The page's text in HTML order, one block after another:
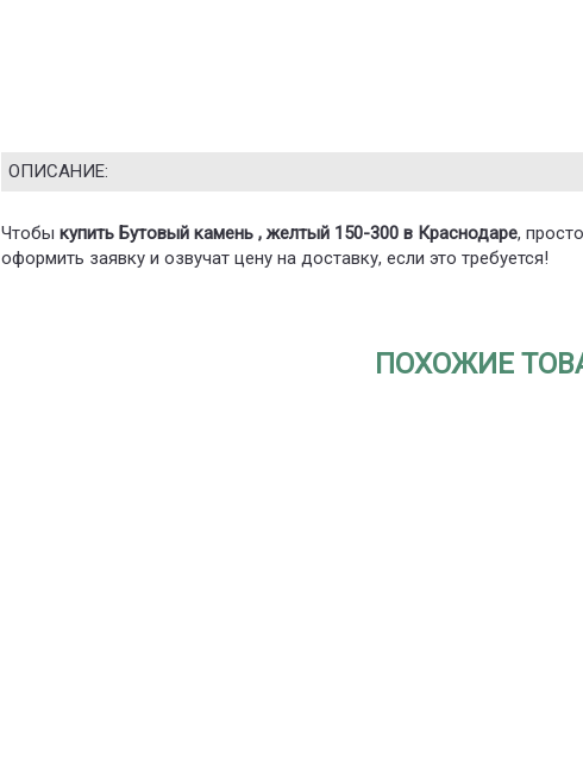
ОПИСАНИЕ:
Чтобы купить Бутовый камень , желтый 150-300 в Краснодаре,
оформить заявку и озвучат цену на доставку, если это требуется!
ПОХОЖИЕ